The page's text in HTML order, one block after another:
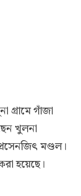
গ্রামে গাঁজা
খুলনা
মণ্ডল।
হয়েছে।